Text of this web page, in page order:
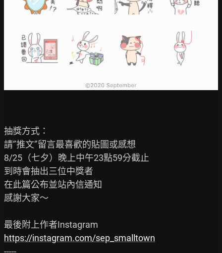
抽獎方式：
請‘’推文‘’留言最喜歡的貼圖或感想
8/25（七夕）晚上中午23點59分截止
到時會抽出三位中獎者
在此篇公布並站內信通知
感謝大家～
https://instagram.com/sep_smalltown